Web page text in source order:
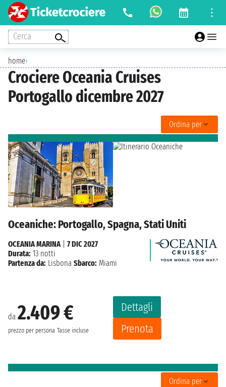
Cerca
home›
Crociere Oceania Cruises
Portogallo dicembre 2027
Ordina per
Oceaniche: Portogallo, Spagna, Stati Uniti
da 2.409 €
prezzo per persona Tasse incluse
Dettagli
Prenota
OCEANIA MARINA
7 DIC 2027
Durata: 13 notti
Partenza da: Lisbona Sbarco: Miami
Ordina per